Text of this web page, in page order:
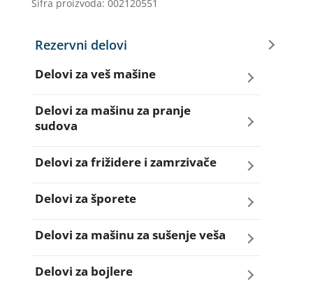
Šifra proizvoda: 002120551
Rezervni delovi
Delovi za veš mašine
Amortizeri za veš mašinu
Delovi za mašinu za pranje
sudova
Creva za sudo mašine
Dihtunzi za sudo mašine
Elektroventili za sudo mašine
Filteri za sudo mašine
Delovi za frižidere i zamrzivače
Aqua filteri za frižidere
Dihtunzi za frižidere i zamrzivače
Elektronika za frižidere i zamrzivače
Delovi za šporete
Dihtunzi za šporete
Dugmad za šporete
Delovi za mašinu za sušenje veša
Dihtunzi mašine za sušenje veša
Delovi za bojlere